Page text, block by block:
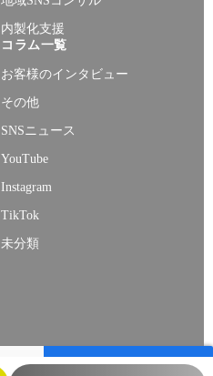
内製化支援
コラム一覧
お客様のインタビュー
その他
SNSニュース
YouTube
Instagram
TikTok
未分類